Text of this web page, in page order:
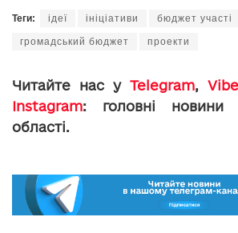
Теги: ідеї ініціативи бюджет участі
громадський бюджет проекти
Читайте нас у Telegram,
Instagram: головні новини
області.